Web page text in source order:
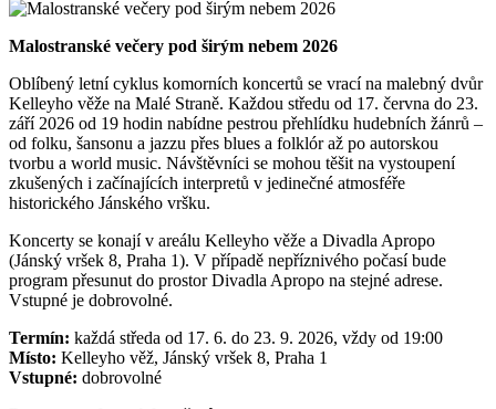
Malostranské večery pod širým nebem 2026
Oblíbený letní cyklus komorních koncertů se vrací na malebný dvůr
Kelleyho věže na Malé Straně. Každou středu od 17. června do 23.
září 2026 od 19 hodin nabídne pestrou přehlídku hudebních žánrů –
od folku, šansonu a jazzu přes blues a folklór až po autorskou
tvorbu a world music. Návštěvníci se mohou těšit na vystoupení
zkušených i začínajících interpretů v jedinečné atmosféře
historického Jánského vršku.
Koncerty se konají v areálu Kelleyho věže a Divadla Apropo
(Jánský vršek 8, Praha 1). V případě nepříznivého počasí bude
program přesunut do prostor Divadla Apropo na stejné adrese.
Vstupné je dobrovolné.
Termín: každá středa od 17. 6. do 23. 9. 2026, vždy od 19:00
Místo: Kelleyho věž, Jánský vršek 8, Praha 1
Vstupné: dobrovolné